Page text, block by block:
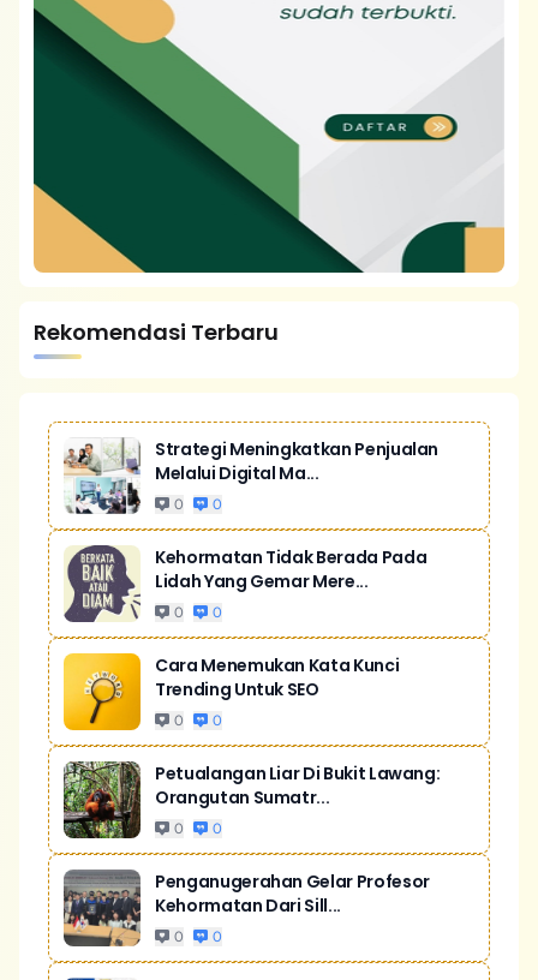
Rekomendasi Terbaru
Strategi Meningkatkan Penjualan
Melalui Digital Ma...
0 0
Kehormatan Tidak Berada Pada
Lidah Yang Gemar Mere...
0 0
Cara Menemukan Kata Kunci
Trending Untuk SEO
0 0
Petualangan Liar Di Bukit Lawang:
Orangutan Sumatr...
0 0
Penganugerahan Gelar Profesor
Kehormatan Dari Sill...
0 0